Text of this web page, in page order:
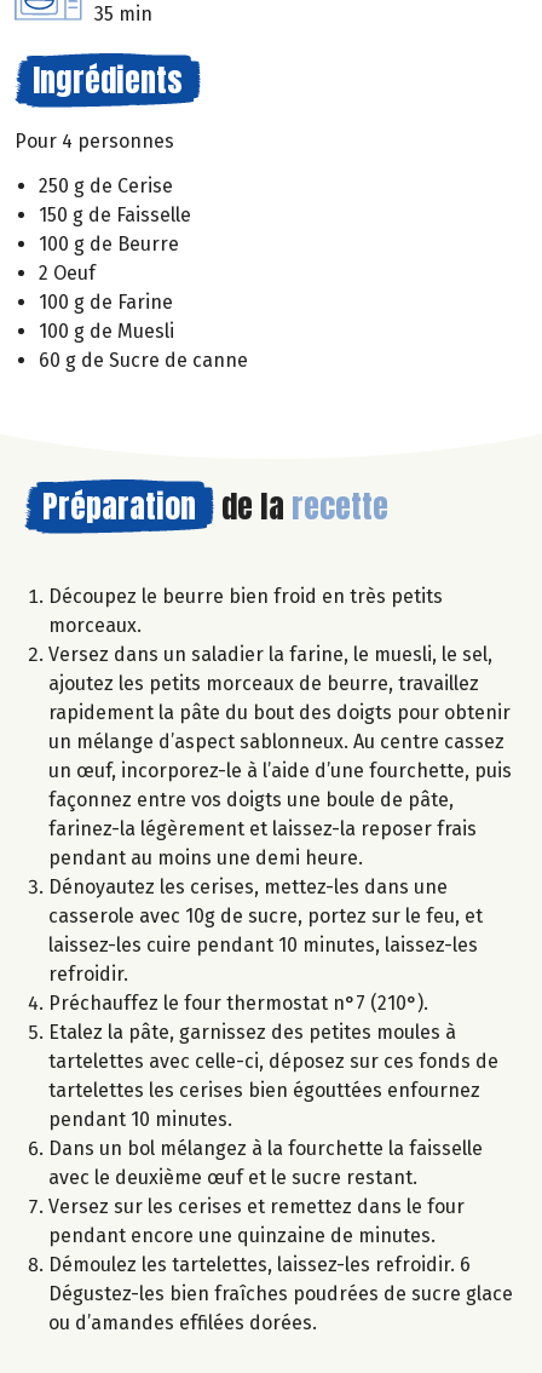
35 min
Ingrédients
Pour 4 personnes
250 g de Cerise
150 g de Faisselle
100 g de Beurre
2 Oeuf
100 g de Farine
100 g de Muesli
60 g de Sucre de canne
Préparation de la recette
Découpez le beurre bien froid en très petits
morceaux.
Versez dans un saladier la farine, le muesli, le sel,
ajoutez les petits morceaux de beurre, travaillez
rapidement la pâte du bout des doigts pour obtenir
un mélange d’aspect sablonneux. Au centre cassez
un œuf, incorporez-le à l’aide d’une fourchette, puis
façonnez entre vos doigts une boule de pâte,
farinez-la légèrement et laissez-la reposer frais
pendant au moins une demi heure.
Dénoyautez les cerises, mettez-les dans une
casserole avec 10g de sucre, portez sur le feu, et
laissez-les cuire pendant 10 minutes, laissez-les
refroidir.
Préchauffez le four thermostat n°7 (210°).
Etalez la pâte, garnissez des petites moules à
tartelettes avec celle-ci, déposez sur ces fonds de
tartelettes les cerises bien égouttées enfournez
pendant 10 minutes.
Dans un bol mélangez à la fourchette la faisselle
avec le deuxième œuf et le sucre restant.
Versez sur les cerises et remettez dans le four
pendant encore une quinzaine de minutes.
Démoulez les tartelettes, laissez-les refroidir. 6
Dégustez-les bien fraîches poudrées de sucre glace
ou d’amandes effilées dorées.